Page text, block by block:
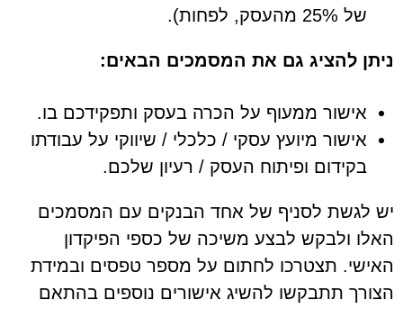
של 25% מהעסק, לפחות).
ניתן להציג גם את המסמכים הבאים:
אישור ממעוף על הכרה בעסק ותפקידכם בו.
אישור מיועץ עסקי / כלכלי / שיווקי על עבודתו
בקידום ופיתוח העסק / רעיון שלכם.
יש לגשת לסניף של אחד הבנקים עם המסמכים
האלו ולבקש לבצע משיכה של כספי הפיקדון
האישי. תצטרכו לחתום על מספר טפסים ובמידת
הצורך תתבקשו להשיג אישורים נוספים בהתאם